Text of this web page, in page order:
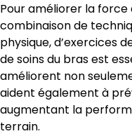
Pour améliorer la force
combinaison de
physique, d’exercices
de soins du bras est
améliorent non
aident également à
augmentant la
terrain.